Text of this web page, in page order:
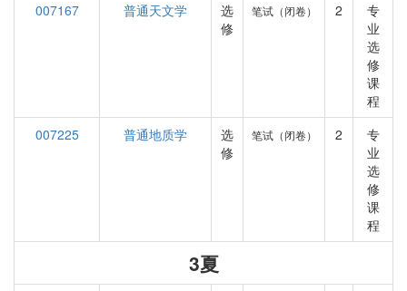
007167
普通天文学
选
修
笔试（闭卷） 2
专
业
选
修
课
程
007225
普通地质学
选
修
笔试（闭卷） 2
专
业
选
修
课
程
3夏